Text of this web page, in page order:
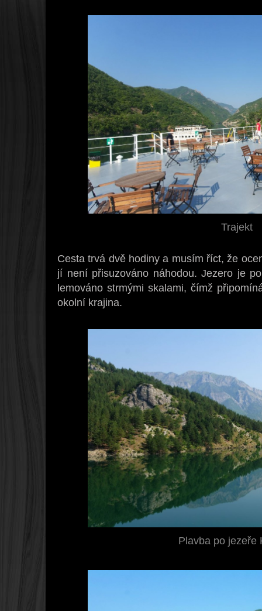
Trajekt
Cesta trvá dvě hodiny a musím říct, že
jí není přisuzováno náhodou. Jezero je
lemováno strmými skalami, čímž
okolní krajina.
Plavba po jezeře